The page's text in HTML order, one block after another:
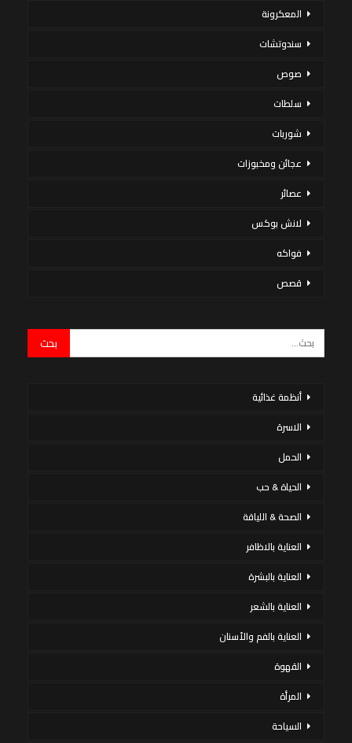
المعكرونة
سندوتشات
صوص
سلطات
شوربات
عجائن ومخبوزات
عصائر
لانش بوكس
فواكه
قصص
أنظمة غذائية
الاسرة
الحمل
الحياة & حب
الصحة & اللياقة
العناية بالاظافر
العناية بالبشرة
العناية بالشعر
العناية بالفم والأسنان
القهوة
المرأة
السياحة